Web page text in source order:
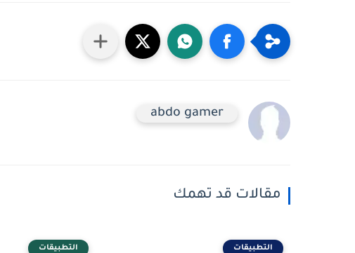
abdo gamer
مقالات قد تهمك
التطبيقات التطبيقات